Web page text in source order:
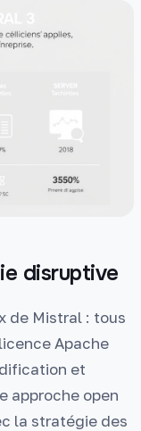
disruptive
de Mistral : tous
Apache
et
approche open
la stratégie des